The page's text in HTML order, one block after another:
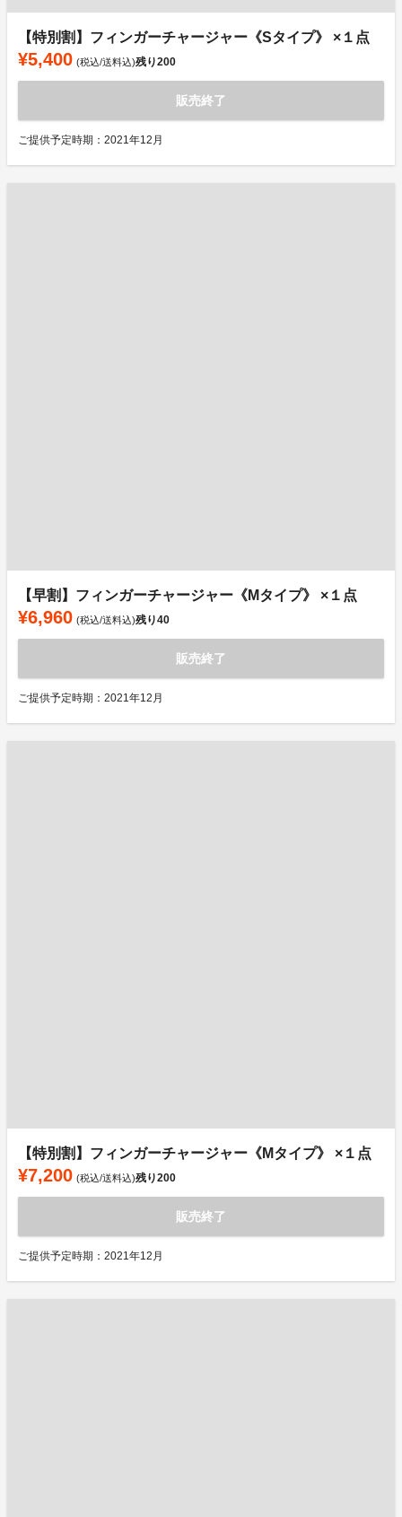
【特別割】フィンガーチャージャー《Sタイプ》 ×１点
¥5,400 (税込/送料込)残り200
販売終了
ご提供予定時期：2021年12月
【早割】フィンガーチャージャー《Mタイプ》 ×１点
¥6,960 (税込/送料込)残り40
販売終了
ご提供予定時期：2021年12月
【特別割】フィンガーチャージャー《Mタイプ》 ×１点
¥7,200 (税込/送料込)残り200
販売終了
ご提供予定時期：2021年12月